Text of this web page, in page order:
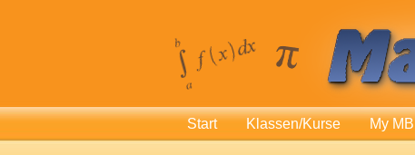
Start Klassen/Kurse My MB